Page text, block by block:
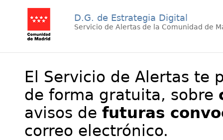
D.G. de Estrategia Digital
Servicio de Alertas de la Comunidad de
El Servicio de Alertas te
de forma gratuita, sobre
avisos de futuras
correo electrónico.